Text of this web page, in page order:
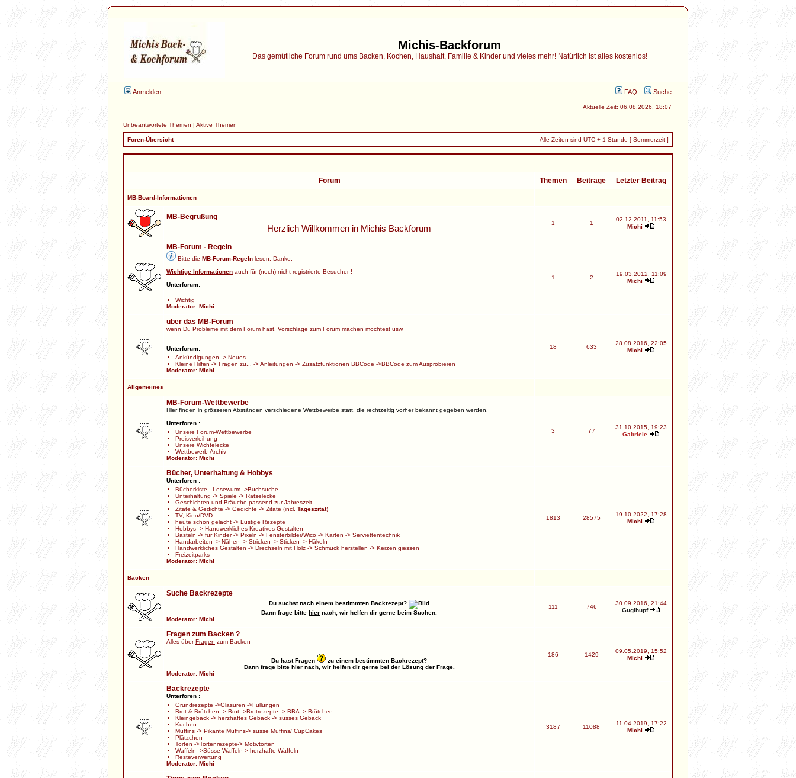
Michis-Backforum
Das gemütliche Forum rund ums Backen, Kochen, Haushalt, Familie & Kinder und vieles mehr! Natürlich ist alles kostenlos!
Anmelden FAQ Suche
Aktuelle Zeit: 06.08.2026, 18:07
Unbeantwortete Themen | Aktive Themen
Foren-Übersicht Alle Zeiten sind UTC + 1 Stunde [ Sommerzeit ]
Forum Themen Beiträge Letzter Beitrag
MB-Board-Informationen
MB-Begrüßung
Herzlich Willkommen in Michis Backforum
1 1
02.12.2011, 11:53
Michi
MB-Forum - Regeln
Bitte die MB-Forum-Regeln lesen, Danke.
Wichtige Informationen auch für (noch) nicht registrierte Besucher !
Unterforum:
Wichtig
Moderator: Michi
1 2
19.03.2012, 11:09
Michi
über das MB-Forum
wenn Du Probleme mit dem Forum hast, Vorschläge zum Forum machen möchtest usw.
Unterforum:
Ankündigungen -> Neues
Kleine Hilfen -> Fragen zu... ->Anleitungen -> Zusatzfunktionen BBCode ->BBCode zum Ausprobieren
Moderator: Michi
18 633
28.08.2016, 22:05
Michi
Allgemeines
MB-Forum-Wettbewerbe
Hier finden in grösseren Abständen verschiedene Wettbewerbe statt, die rechtzeitig vorher bekannt gegeben werden.
Unterforen :
Unsere Forum-Wettbewerbe
Preisverleihung
Unsere Wichtelecke
Wettbewerb-Archiv
Moderator: Michi
3 77
31.10.2015, 19:23
Gabriele
Bücher, Unterhaltung & Hobbys
Unterforen :
Bücherkiste - Lesewurm ->Buchsuche
Unterhaltung -> Spiele -> Rätselecke
Geschichten und Bräuche passend zur Jahreszeit
Zitate & Gedichte -> Gedichte -> Zitate (incl. Tageszitat)
TV, Kino/DVD
heute schon gelacht -> Lustige Rezepte
Hobbys -> Handwerkliches Kreatives Gestalten
Basteln -> für Kinder-> Pixeln -> Fensterbilder/Wico -> Karten -> Serviettentechnik
Handarbeiten -> Nähen -> Stricken -> Sticken -> Häkeln
Handwerkliches Gestalten -> Drechseln mit Holz -> Schmuck herstellen -> Kerzen giessen
Freizeitparks
Moderator: Michi
1813 28575
19.10.2022, 17:28
Michi
Backen
Suche Backrezepte
Du suchst nach einem bestimmten Backrezept?
Dann frage bitte hier nach, wir helfen dir gerne beim Suchen.
Moderator: Michi
111 746
30.09.2016, 21:44
Guglhupf
Fragen zum Backen ?
Alles überFragen zum Backen
Du hast Fragen
zu einem bestimmten Backrezept?
Dann frage bitte hiernach, wir helfen dir gerne bei der Lösung der Frage.
Moderator: Michi
186 1429
09.05.2019, 15:52
Michi
Backrezepte
Unterforen :
Grundrezepte ->Glasuren ->Füllungen
Brot & Brötchen -> Brot ->Brotrezepte -> BBA -> Brötchen
Kleingebäck -> herzhaftes Gebäck -> süsses Gebäck
Kuchen
Muffins -> Pikante Muffins-> süsse Muffins/ CupCakes
Plätzchen
Torten ->Tortenrezepte-> Motivtorten
Waffeln ->Süsse Waffeln-> herzhafte Waffeln
Resteverwertung
Moderator: Michi
3187 11088
11.04.2019, 17:22
Michi